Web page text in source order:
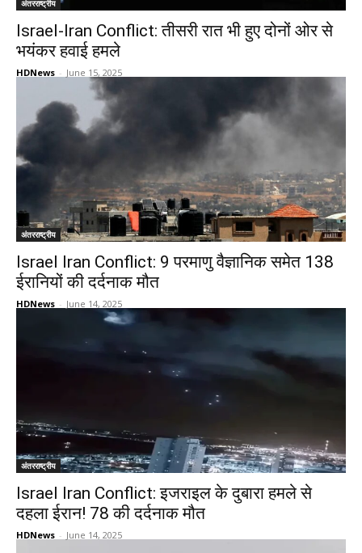
अंतरराष्ट्रीय
Israel-Iran Conflict: तीसरी रात भी हुए दोनों ओर से
भयंकर हवाई हमले
HDNews - June 15, 2025
अंतरराष्ट्रीय
Israel Iran Conflict: 9 परमाणु वैज्ञानिक समेत 138
ईरानियों की दर्दनाक मौत
HDNews - June 14, 2025
अंतरराष्ट्रीय
Israel Iran Conflict: इजराइल के दुबारा हमले से
दहला ईरान! 78 की दर्दनाक मौत
HDNews - June 14, 2025